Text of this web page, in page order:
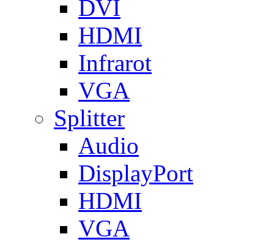
DVI
HDMI
Infrarot
VGA
Splitter
Audio
DisplayPort
HDMI
VGA